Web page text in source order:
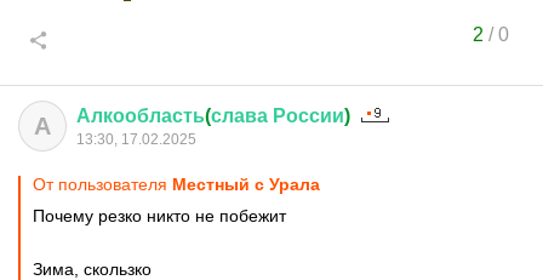
2 /0
А Алкообласть(слава России)
13:30, 17.02.2025
От пользователя Местный с Урала
Почему резко никто не побежит
Зима, скользко